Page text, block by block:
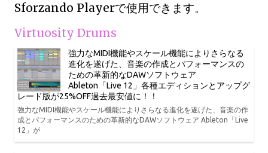
Sforzando Playerで使用できます。
Virtuosity Drums
強力なMIDI機能やスケール機能によりさらなる
進化を遂げた、音楽の作成とパフォーマンスの
ための革新的なDAWソフトウェア
Ableton「Live 12」各種エディションとアップグ
レード版が25%OFF過去最安値に！！
強力なMIDI機能やスケール機能によりさらなる進化を遂げた、音楽の作
成とパフォーマンスのための革新的なDAWソフトウェア Ableton「Live
12」が